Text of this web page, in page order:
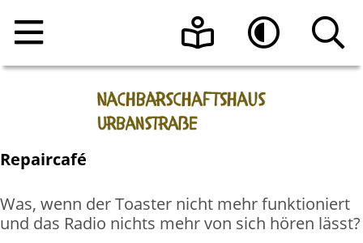
Veranstaltungen
Beratungsangebote
Raumnutzung
Raumanfrage
Über uns
Hoher Kontrast
Repaircafé
Was, wenn der Toaster nicht mehr funktioniert
und das Radio nichts mehr von sich hören lässt?